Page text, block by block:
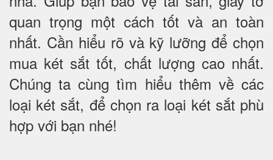
quan trọng một cách tốt và an toàn
nhất. Cần hiểu rõ và kỹ lưỡng để chọn
mua két sắt tốt, chất lượng cao nhất.
Chúng ta cùng tìm hiểu thêm về các
loại két sắt, để chọn ra loại két sắt phù
hợp với bạn nhé!